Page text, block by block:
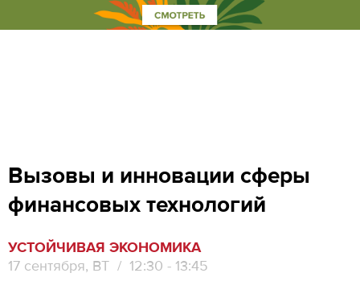
Вызовы и инновации сферы
финансовых технологий
УСТОЙЧИВАЯ ЭКОНОМИКА
17 сентября, ВТ / 12:30 - 13:45